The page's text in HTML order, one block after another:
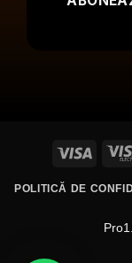
Visa
POLITICĂ DE